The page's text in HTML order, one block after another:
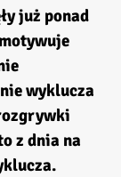
już ponad
wyklucza
z dnia na